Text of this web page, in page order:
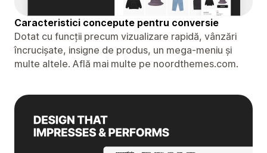
Caracteristici concepute pentru conversie
Dotat cu funcții precum vizualizare rapidă, vânzări
încrucișate, insigne de produs, un mega-meniu și
multe altele. Află mai multe pe noordthemes.com.